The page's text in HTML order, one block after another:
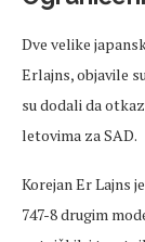
Dve velike
Erlajns, objavile
su dodali da
letovima za SAD.
Korejan Er Lajns
747-8 drugim